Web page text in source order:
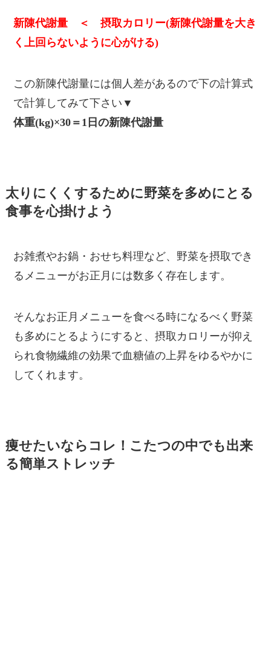
新陳代謝量 ＜ 摂取カロリー(新陳代謝量を大き
く上回らないように心がける)
この新陳代謝量には個人差があるので下の計算式
で計算してみて下さい▼
体重(kg)×30＝1日の新陳代謝量
太りにくくするために野菜を多めにとる
食事を心掛けよう
お雑煮やお鍋・おせち料理など、野菜を摂取でき
るメニューがお正月には数多く存在します。
そんなお正月メニューを食べる時になるべく野菜
も多めにとるようにすると、摂取カロリーが抑え
られ食物繊維の効果で血糖値の上昇をゆるやかに
してくれます。
痩せたいならコレ！こたつの中でも出来
る簡単ストレッチ